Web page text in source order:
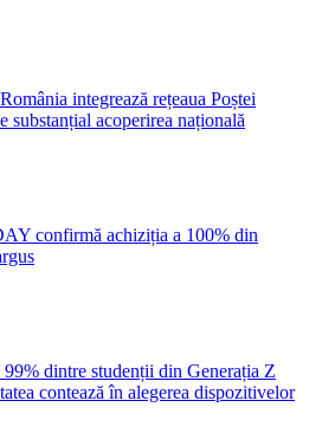
integrează rețeaua Poștei
substanțial acoperirea națională
confirmă achiziția a 100% din
dintre studenții din Generația Z
contează în alegerea dispozitivelor